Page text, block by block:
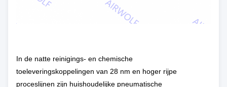
In de natte reinigings- en chemische
toeleveringskoppelingen van 28 nm en hoger rijpe
proceslijnen zijn huishoudelijke pneumatische